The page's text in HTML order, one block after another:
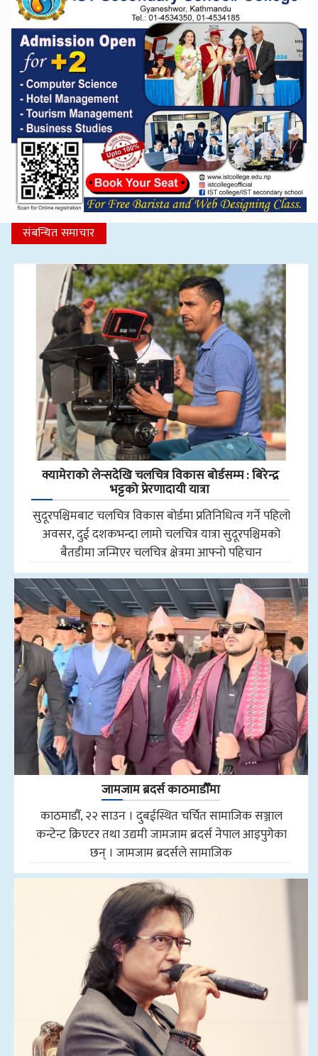
संबन्धित समाचार
क्यामेराको लेन्सदेखि चलचित्र विकास बोर्डसम्म : बिरेन्द्र
भट्टको प्रेरणादायी यात्रा
सुदूरपश्चिमबाट चलचित्र विकास बोर्डमा प्रतिनिधित्व गर्ने पहिलो
अवसर, दुई दशकभन्दा लामो चलचित्र यात्रा सुदूरपश्चिमको
बैतडीमा जन्मिएर चलचित्र क्षेत्रमा आफ्नो पहिचान
जामजाम ब्रदर्स काठमाडौँमा
काठमाडौँ, २२ साउन । दुबईस्थित चर्चित सामाजिक सञ्जाल
कन्टेन्ट क्रिएटर तथा उद्यमी जामजाम ब्रदर्स नेपाल आइपुगेका
छन् । जामजाम ब्रदर्सले सामाजिक